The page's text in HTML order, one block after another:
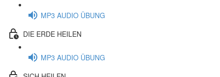
MP3 AUDIO ÜBUNG
DIE ERDE HEILEN
MP3 AUDIO ÜBUNG